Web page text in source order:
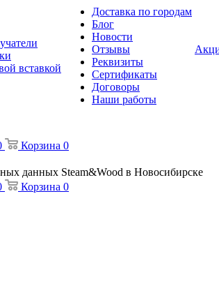
вставкой
Доставка по городам
Блог
Новости
Отзывы
Реквизиты
Сертификаты
Договоры
Наши работы
Корзина 0
данных Steam&Wood в Новосибирске
Корзина 0